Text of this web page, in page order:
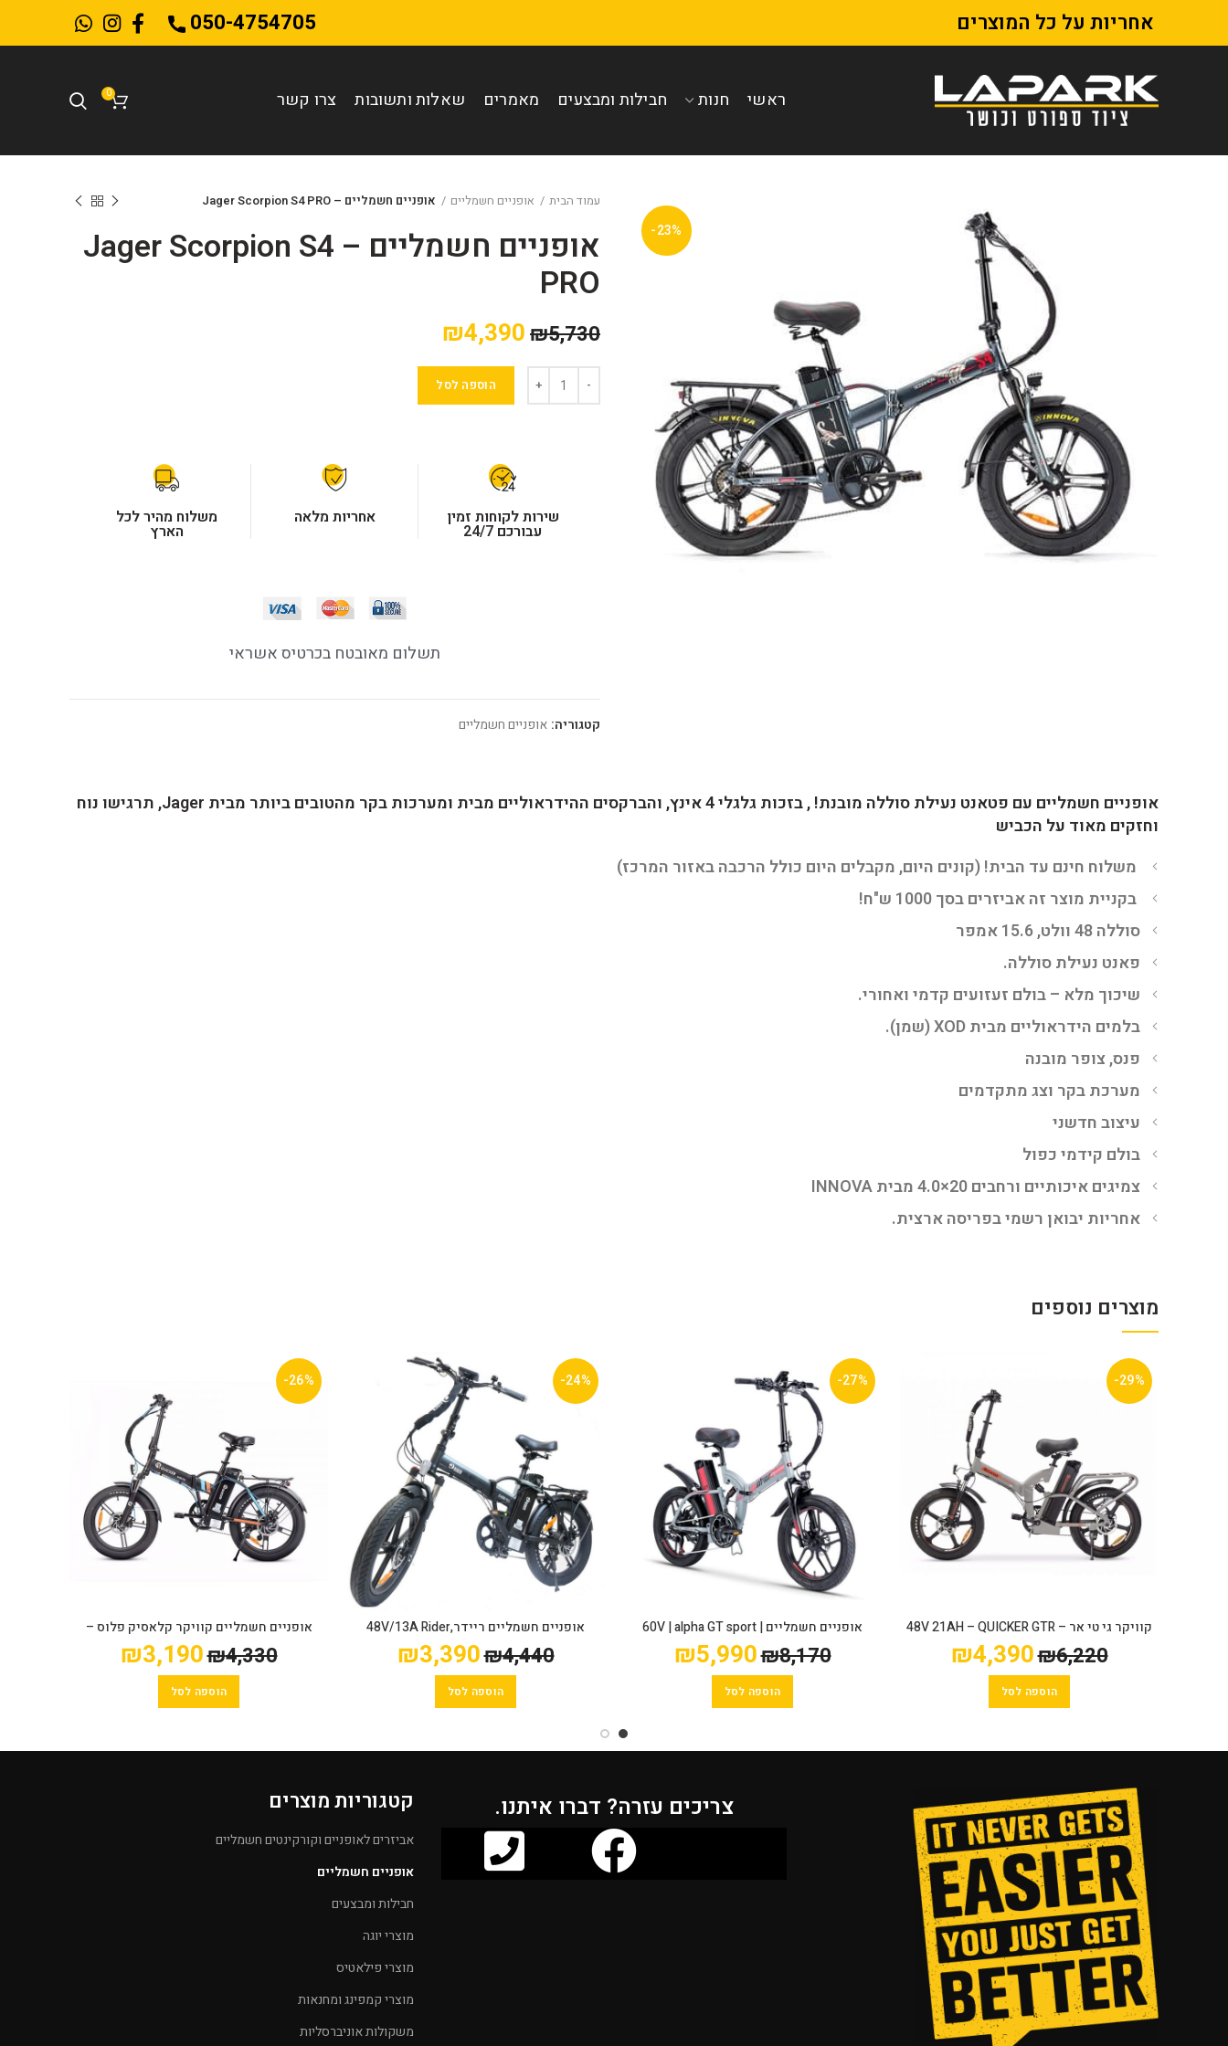
אחריות על כל המוצרים 050-4754705
ראשי חנות חבילות ומבצעים מאמרים שאלות ותשובות צרו קשר 0
-23%
עמוד הבית אופניים חשמליים אופניים חשמליים – Jager Scorpion S4 PRO
אופניים חשמליים – Jager Scorpion S4
PRO
₪5,730
₪4,390
הוספה לסל
שירות לקוחות זמין
עבורכם 24/7
אחריות מלאה משלוח מהיר לכל
הארץ
תשלום מאובטח בכרטיס אשראי
קטגוריה: אופניים חשמליים
אופניים חשמליים עם פטאנט נעילת סוללה מובנת! , בזכות גלגלי 4 אינץ, והברקסים ההידראוליים מבית ומערכות בקר מהטובים ביותר מבית Jager, תרגישו נוח
וחזקים מאוד על הכביש
משלוח חינם עד הבית! (קונים היום, מקבלים היום כולל הרכבה באזור המרכז)
בקניית מוצר זה אביזרים בסך 1000 ש"ח!
סוללה 48 וולט, 15.6 אמפר
פאנט נעילת סוללה.
שיכוך מלא – בולם זעזועים קדמי ואחורי.
בלמים הידראוליים מבית XOD (שמן).
פנס, צופר מובנה
מערכת בקר וצג מתקדמים
עיצוב חדשני
בולם קידמי כפול
צמיגים איכותיים ורחבים 20×4.0 מבית INNOVA
אחריות יבואן רשמי בפריסה ארצית.
מוצרים נוספים
-29%
קוויקר גי טי אר – 48V 21AH – QUICKER GTR
₪6,220
₪4,390
הוספה לסל
-27%
אופניים חשמליים | 60V | alpha GT sport
₪8,170
₪5,990
הוספה לסל
-24%
אופניים חשמליים ריידר,48V/13A Rider
Classic PLUS
₪4,440
₪3,390
הוספה לסל
-26%
אופניים חשמליים קוויקר קלאסיק פלוס –
classic PLUS QUICKER
₪4,330
₪3,190
הוספה לסל
צריכים עזרה? דברו איתנו. קטגוריות מוצרים
אביזרים לאופניים וקורקינטים חשמליים
אופניים חשמליים
חבילות ומבצעים
מוצרי יוגה
מוצרי פילאטיס
מוצרי קמפינג ומחנאות
משקולות אוניברסליות